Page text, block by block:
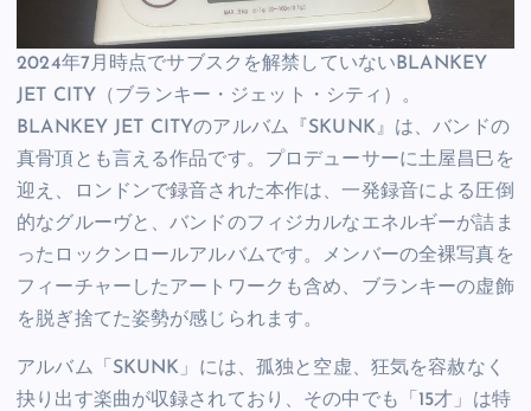
2024年7月時点でサブスクを解禁していないBLANKEY
JET CITY（ブランキー・ジェット・シティ）。
BLANKEY JET CITYのアルバム『SKUNK』は、バンドの
真骨頂とも言える作品です。プロデューサーに土屋昌巳を
迎え、ロンドンで録音された本作は、一発録音による圧倒
的なグルーヴと、バンドのフィジカルなエネルギーが詰ま
ったロックンロールアルバムです。メンバーの全裸写真を
フィーチャーしたアートワークも含め、ブランキーの虚飾
を脱ぎ捨てた姿勢が感じられます。
アルバム「SKUNK」には、孤独と空虚、狂気を容赦なく
抉り出す楽曲が収録されており、その中でも「15才」は特